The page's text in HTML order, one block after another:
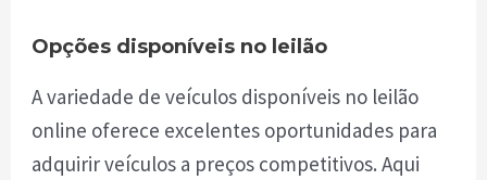
Opções disponíveis no leilão
A variedade de veículos disponíveis no leilão
online oferece excelentes oportunidades para
adquirir veículos a preços competitivos. Aqui